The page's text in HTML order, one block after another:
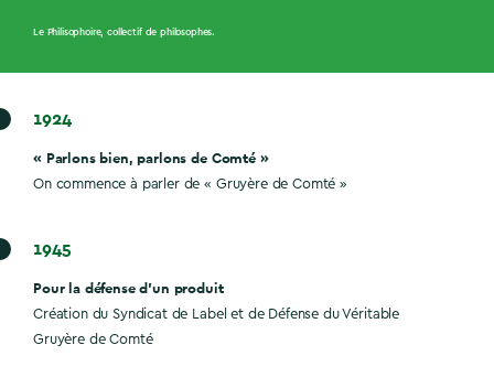
Le Philisophoire, collectif de philosophes.
1924
« Parlons bien, parlons de Comté »
On commence à parler de « Gruyère de Comté »
1945
Pour la défense d’un produit
Création du Syndicat de Label et de Défense du Véritable
Gruyère de Comté